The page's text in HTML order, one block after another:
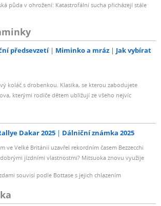
půda v ohrožení: Katastrofální sucha přicházejí stále
předsevzetí Miminko a mráz
Jak vybírat
koláč s drobenkou. Klasika, se kterou zabodujete
kterými rodiče dětem ubližují ze všeho nejvíc
Dakar 2025 Dálniční známka 2025
ve Velké Británii uzavřel rekordním časem Bezzecchi
jízdními vlastnostmi? Mitsuoka znovu využije
souvisí podle Bottase s jejich chlazením